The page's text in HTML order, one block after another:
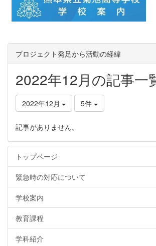
プロジェクト発足から活動の経緯
2022年12月の記事一
2022年12月 5件
記事がありません。
トップページ
緊急時の対応について
学校案内
教育課程
学科紹介